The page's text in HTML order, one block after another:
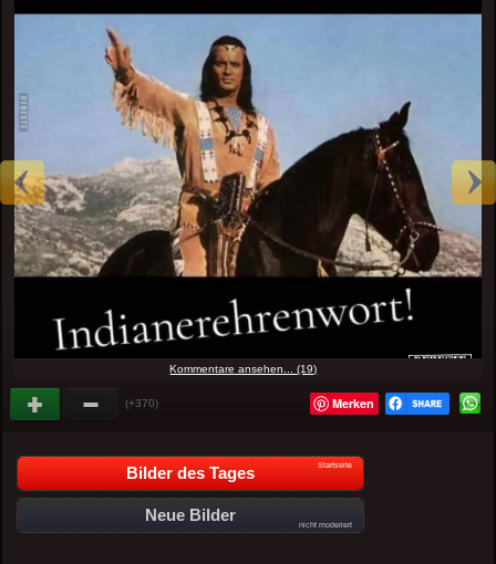
Kommentare ansehen... (19)
(+370) Merken
Bilder des Tages Startseite
Neue Bilder
nicht moderiert